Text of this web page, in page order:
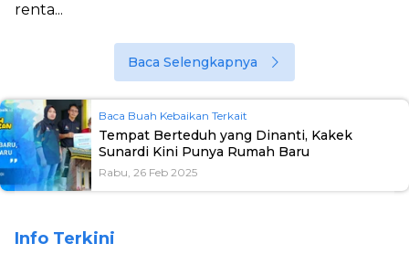
renta...
Baca Selengkapnya
Baca Buah Kebaikan Terkait
Tempat Berteduh yang Dinanti, Kakek
Sunardi Kini Punya Rumah Baru
Rabu, 26 Feb 2025
Info Terkini